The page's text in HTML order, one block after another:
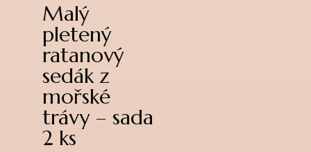
Malý
pletený
ratanový
sedák z
mořské
trávy – sada
2 ks